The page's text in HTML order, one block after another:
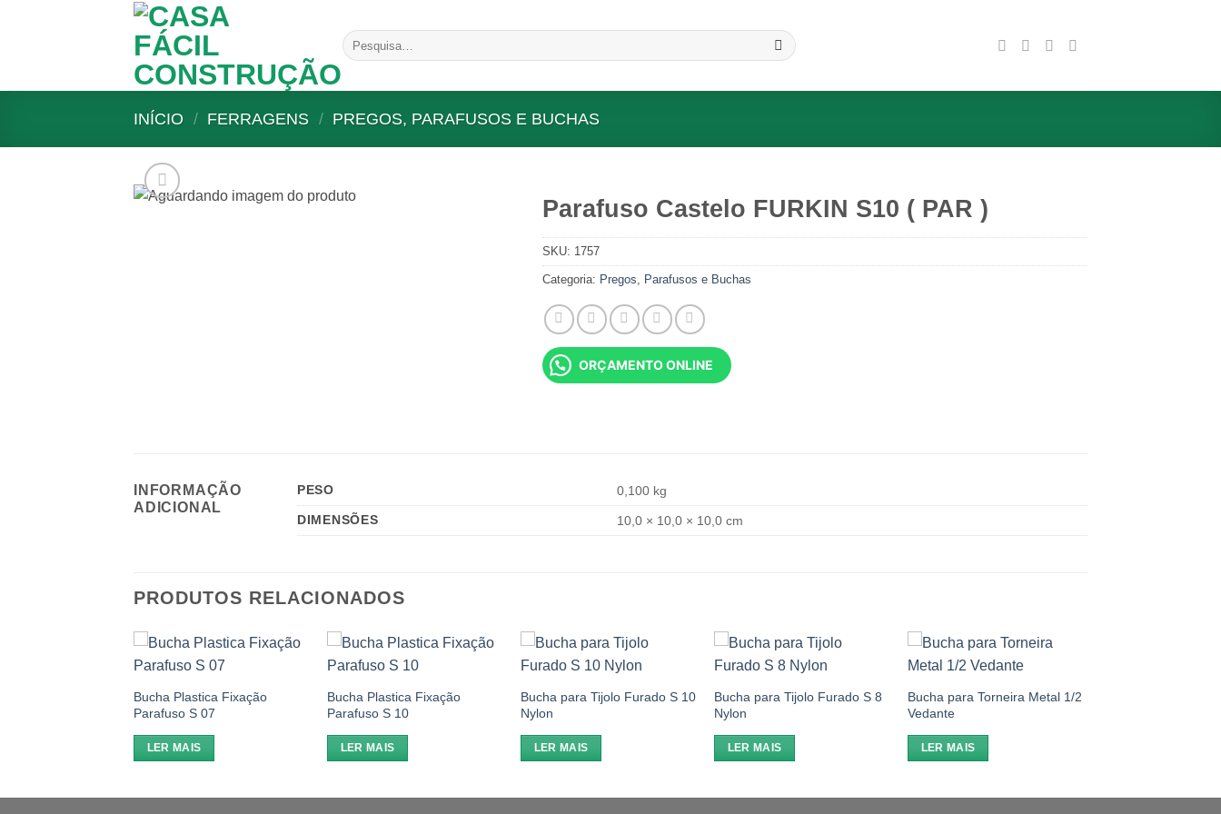
Pesquisar
por:
INÍCIO / FERRAGENS / PREGOS, PARAFUSOS E BUCHAS
Parafuso Castelo FURKIN S10 ( PAR )
SKU: 1757
Categoria: Pregos, Parafusos e Buchas
ORÇAMENTO ONLINE
INFORMAÇÃO
ADICIONAL
PESO
0,100 kg
DIMENSÕES
10,0 × 10,0 × 10,0 cm
PRODUTOS RELACIONADOS
wishlist
Bucha Plastica Fixação
Parafuso S 07
LER MAIS
wishlist
Bucha Plastica Fixação
Parafuso S 10
LER MAIS
wishlist
Bucha para Tijolo Furado S 10
Nylon
LER MAIS
wishlist
Bucha para Tijolo Furado S 8
Nylon
LER MAIS
wishlist
Bucha para Torneira Metal 1/2
Vedante
LER MAIS